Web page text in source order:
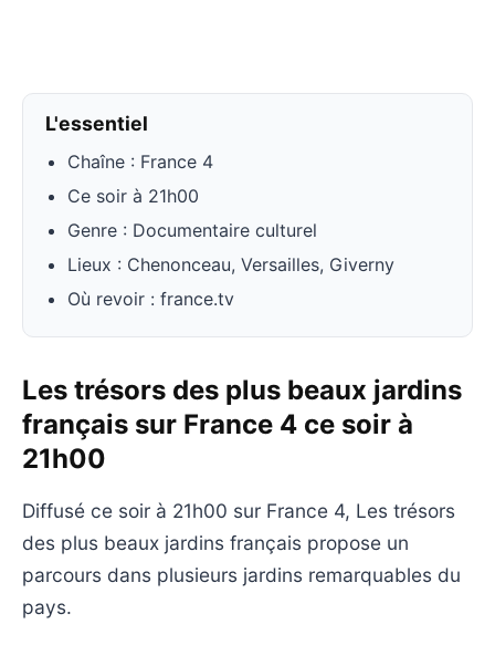
L'essentiel
Chaîne : France 4
Ce soir à 21h00
Genre : Documentaire culturel
Lieux : Chenonceau, Versailles, Giverny
Où revoir : france.tv
Les trésors des plus beaux jardins
français sur France 4 ce soir à
21h00
Diffusé ce soir à 21h00 sur France 4, Les trésors
des plus beaux jardins français propose un
parcours dans plusieurs jardins remarquables du
pays.